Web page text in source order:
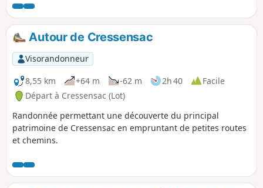
village.
Autour de Cressensac
Visorandonneur
8,55 km
+64 m -62 m 2h 40
Facile
Départ à Cressensac (Lot)
Randonnée permettant une découverte du principal
patrimoine de Cressensac en empruntant de petites routes
et chemins.